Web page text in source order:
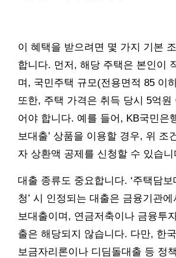
이 혜택을 받으려면 몇 가지 기본
합니다. 먼저, 해당 주택은 본인이
며, 국민주택 규모(전용면적 85 이
또한, 주택 가격은 취득 당시 5억원
어야 합니다. 예를 들어, KB국민은
보대출’ 상품을 이용할 경우, 위 조
자 상환액 공제를 신청할 수 있습니
대출 종류도 중요합니다. ‘주택담
청’ 시 인정되는 대출은 금융기관
보대출이며, 연금저축이나 금융투
출은 해당되지 않습니다. 다만, 한
보금자리론이나 디딤돌대출 등 정